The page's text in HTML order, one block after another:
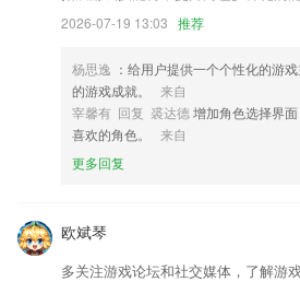
2026-07-19 13:03 推荐
杨思逸 ：给用户提供一个个性化的游
的游戏成就。
来自
宰馨有 回复 裘达德 增加角色选择界
喜欢的角色。
来自
更多回复
欧斌琴
多关注游戏论坛和社交媒体，了解游